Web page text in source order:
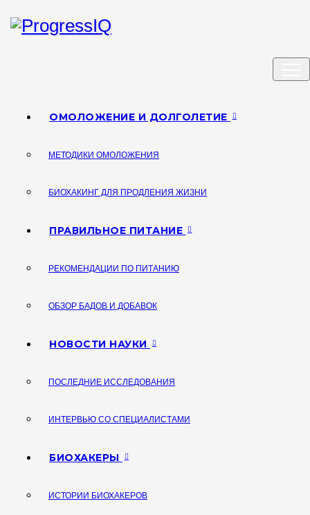
Биохакинг - омоложение и продление активного
ОМОЛОЖЕНИЕ И ДОЛГОЛЕТИЕ
МЕТОДИКИ ОМОЛОЖЕНИЯ
БИОХАКИНГ ДЛЯ ПРОДЛЕНИЯ ЖИЗНИ
ПРАВИЛЬНОЕ ПИТАНИЕ
РЕКОМЕНДАЦИИ ПО ПИТАНИЮ
ОБЗОР БАДОВ И ДОБАВОК
НОВОСТИ НАУКИ
ПОСЛЕДНИЕ ИССЛЕДОВАНИЯ
ИНТЕРВЬЮ СО СПЕЦИАЛИСТАМИ
БИОХАКЕРЫ
ИСТОРИИ БИОХАКЕРОВ